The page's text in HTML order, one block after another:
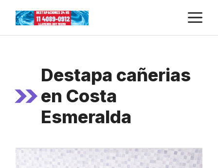
content
Destapa cañerias
en Costa
Esmeralda